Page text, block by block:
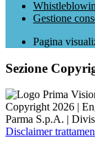
Gestione
Pagina
Sezione
Copyright 2026 |
Parma S.p.A. |
Disclaimer